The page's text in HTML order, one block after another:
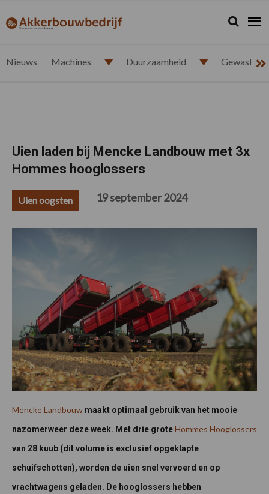
de
de
de
de
akkerbouwbedrijf.nl Zoeken...
Zoek
Nieuws Machines Duurzaamheid
Uien laden bij Mencke Landbouw met 3x
Hommes hooglossers
Uien oogsten 19 september 2024
Mencke Landbouw maakt optimaal gebruik van het mooie
nazomerweer deze week. Met drie groteHommes Hooglossers
van 28 kuub (dit volume is exclusief opgeklapte
schuifschotten), worden de uien snel vervoerd en op
vrachtwagens geladen. De hooglossers hebben